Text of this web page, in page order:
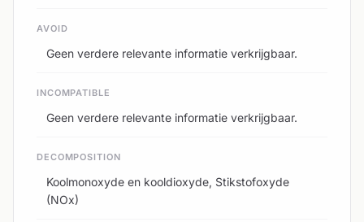
AVOID
Geen verdere relevante informatie verkrijgbaar.
INCOMPATIBLE
Geen verdere relevante informatie verkrijgbaar.
DECOMPOSITION
Koolmonoxyde en kooldioxyde, Stikstofoxyde
(NOx)